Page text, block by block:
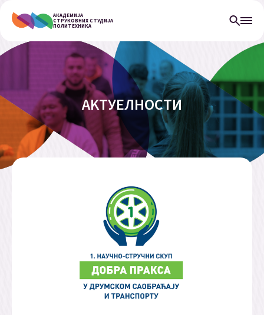
АКАДЕМИЈА
СТРУКОВНИХ СТУДИЈА
ПОЛИТЕХНИКА
АKТУЕЛНОСТИ